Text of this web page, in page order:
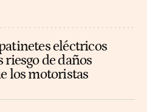
eléctricos
riesgo de daños
los motoristas